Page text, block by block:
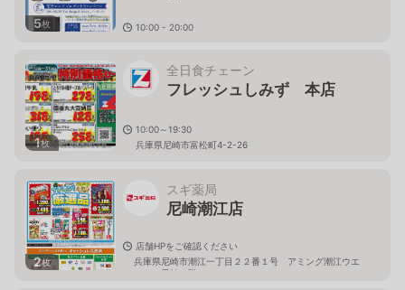
5枚
10:00 - 20:00
1枚
全日食チェーン
フレッシュしみず 本店
10:00～19:30
兵庫県尼崎市富松町4-2-26
2枚
スギ薬局
尼崎潮江店
店舗HPをご確認ください
兵庫県尼崎市潮江一丁目２２番１号 アミング潮江ウエ
スト１番館１階